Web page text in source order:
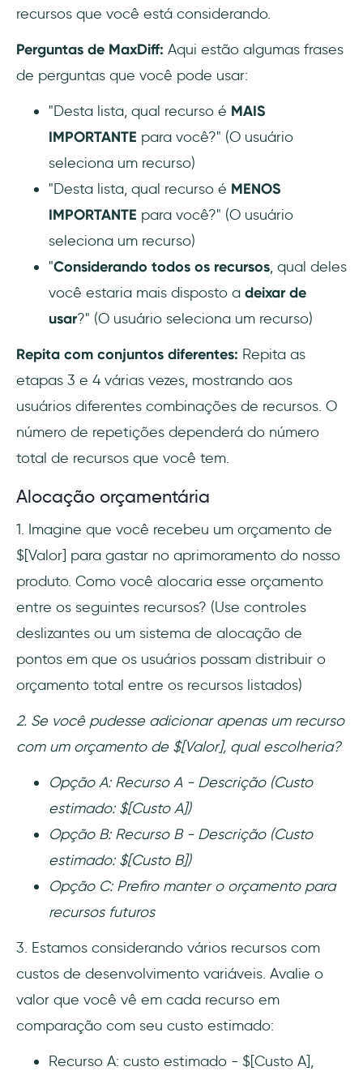
recursos que você está considerando.
Perguntas de MaxDiff: Aqui estão algumas frases
de perguntas que você pode usar:
"Desta lista, qual recurso é MAIS
IMPORTANTE para você?" (O usuário
seleciona um recurso)
"Desta lista, qual recurso é MENOS
IMPORTANTE para você?" (O usuário
seleciona um recurso)
"Considerando todos os recursos, qual deles
você estaria mais disposto a deixar de
usar?" (O usuário seleciona um recurso)
Repita com conjuntos diferentes: Repita as
etapas 3 e 4 várias vezes, mostrando aos
usuários diferentes combinações de recursos. O
número de repetições dependerá do número
total de recursos que você tem.
Alocação orçamentária
1. Imagine que você recebeu um orçamento de
$[Valor] para gastar no aprimoramento do nosso
produto. Como você alocaria esse orçamento
entre os seguintes recursos? (Use controles
deslizantes ou um sistema de alocação de
pontos em que os usuários possam distribuir o
orçamento total entre os recursos listados)
2. Se você pudesse adicionar apenas um recurso
com um orçamento de $[Valor], qual escolheria?
Opção A: Recurso A - Descrição (Custo
estimado: $[Custo A])
Opção B: Recurso B - Descrição (Custo
estimado: $[Custo B])
Opção C: Prefiro manter o orçamento para
recursos futuros
3. Estamos considerando vários recursos com
custos de desenvolvimento variáveis. Avalie o
valor que você vê em cada recurso em
comparação com seu custo estimado:
Recurso A: custo estimado - $[Custo A],